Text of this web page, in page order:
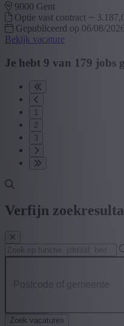
9000 Gent
Optie vast contract
Gepubliceerd op 06/08/2026
Bekijk vacature
Je hebt 9 van 179 jobs
1
2
3
Verfijn
Zoek vacatures